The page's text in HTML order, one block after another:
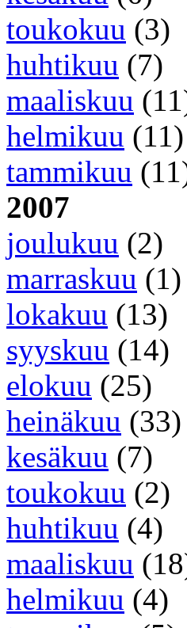
toukokuu (3)
huhtikuu (7)
maaliskuu
helmikuu (11)
tammikuu
2007
joulukuu (2)
marraskuu (1)
lokakuu (13)
syyskuu (14)
elokuu (25)
heinäkuu (33)
kesäkuu (7)
toukokuu (2)
huhtikuu (4)
maaliskuu
helmikuu (4)